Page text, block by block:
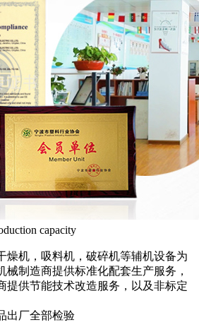
capacity
燥机，吸料机，破碎机等辅机设备为
械制造商提供标准化配套生产服务，
提供节能技术改造服务，以及非标定
出厂全部检验